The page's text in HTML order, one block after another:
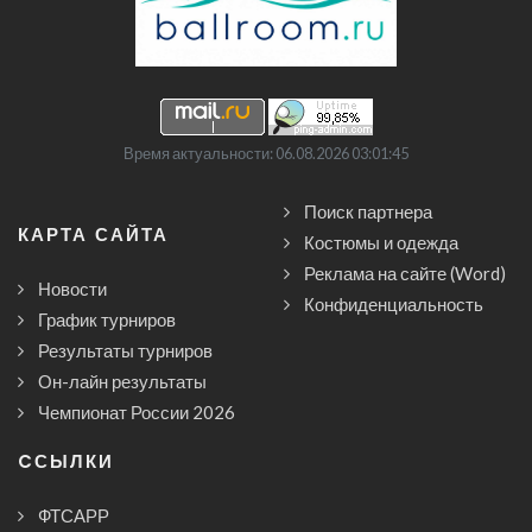
Время актуальности: 06.08.2026 03:01:45
КАРТА САЙТА
Новости
График турниров
Результаты турниров
Он-лайн результаты
Чемпионат России 2026
Поиск партнера
Костюмы и одежда
Реклама на сайте (Word)
Конфиденциальность
CСЫЛКИ
ФТСАРР